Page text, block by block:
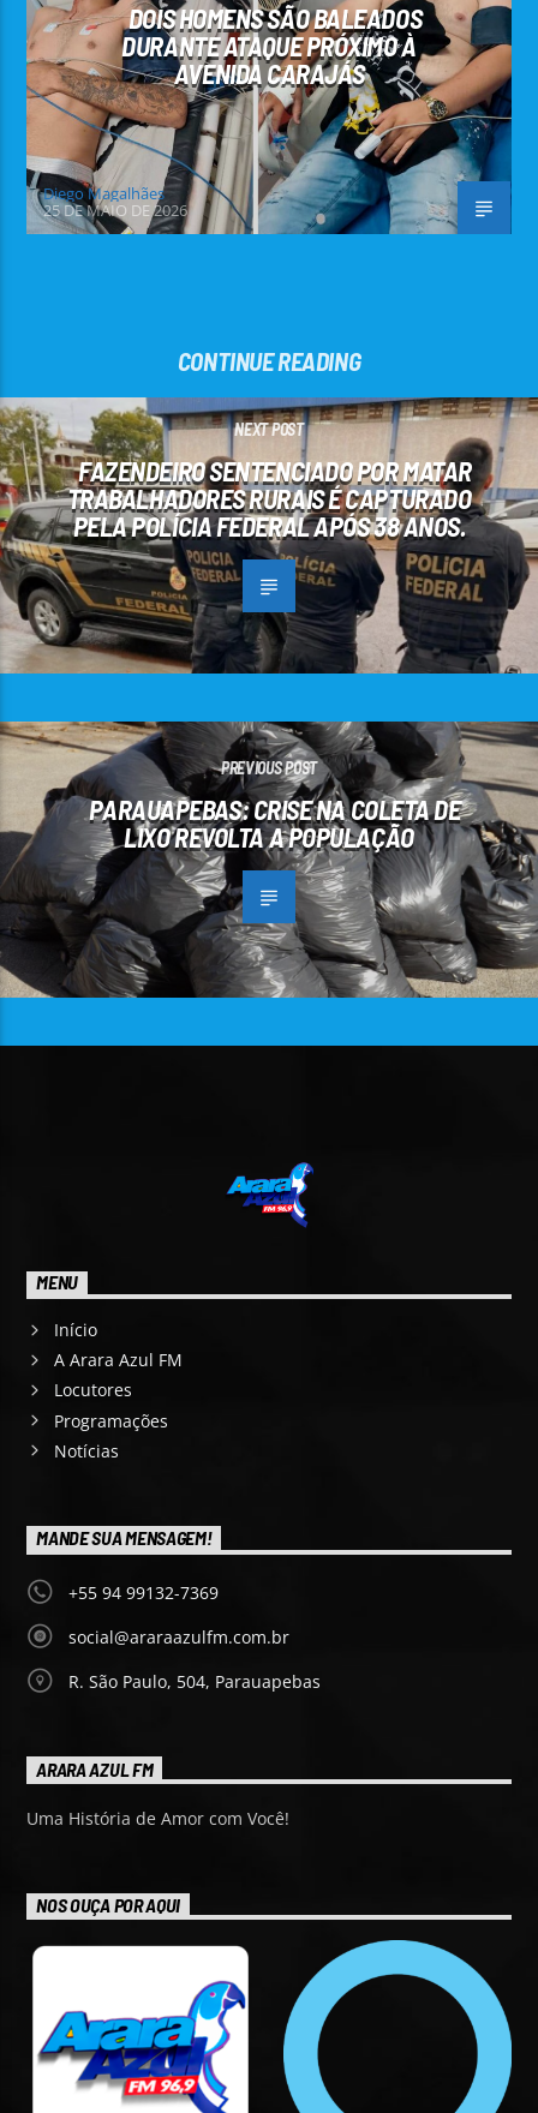
DOIS HOMENS SÃO BALEADOS
DURANTE ATAQUE PRÓXIMO À
AVENIDA CARAJÁS
Diego Magalhães
25 DE MAIO DE 2026
CONTINUE READING
NEXT POST
FAZENDEIRO SENTENCIADO POR MATAR
TRABALHADORES RURAIS É CAPTURADO
PELA POLÍCIA FEDERAL APÓS 38 ANOS.
PREVIOUS POST
PARAUAPEBAS: CRISE NA COLETA DE
LIXO REVOLTA A POPULAÇÃO
MENU
Início
A Arara Azul FM
Locutores
Programações
Notícias
MANDE SUA MENSAGEM!
+55 94 99132-7369
social@araraazulfm.com.br
R. São Paulo, 504, Parauapebas
ARARA AZUL FM
Uma História de Amor com Você!
NOS OUÇA POR AQUI